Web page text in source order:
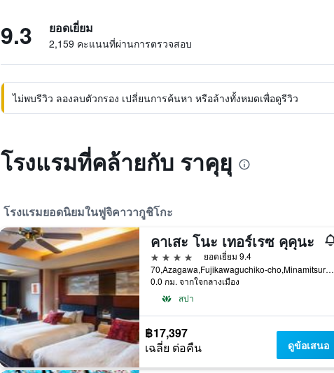
9.3 ยอดเยี่ยม
2,159 คะแนนที่ผ่านการตรวจสอบ
ไม่พบรีวิว ลองลบตัวกรอง เปลี่ยนการค้นหา หรือล้างทั้งหมดเพื่อดูรีวิว
โรงแรมที่คล้ายกับ ราคุยุ
โรงแรมยอดนิยมในฟูจิคาวากูชิโกะ
คาเสะ โนะ เทอร์เรซ คุคุนะ
4 ดาว
ยอดเยี่ยม 9.4
70,Azagawa,Fujikawaguchiko-cho,Minamitsuru-gun, ฟูจิคาวากูชิโกะ, ญี่ปุ่น
0.0 กม. จากใจกลางเมือง
สปา
฿17,397
เฉลี่ย ต่อคืน ดูข้อเสนอ